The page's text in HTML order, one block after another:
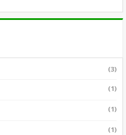
(3)
(1)
(1)
(1)